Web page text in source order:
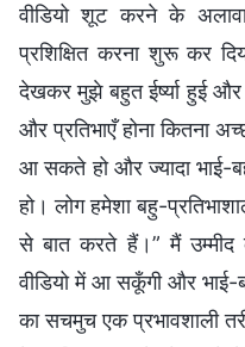
वीडियो शूट करने के
प्रशिक्षित करना शुरू कर
देखकर मुझे बहुत ईर्ष्या हुई
और प्रतिभाएँ होना कितना
आ सकते हो और ज्यादा भाई-
हो। लोग हमेशा बहु-
से बात करते हैं।” मैं
वीडियो में आ सकूँगी और भाई-
का सचमुच एक प्रभावशाली